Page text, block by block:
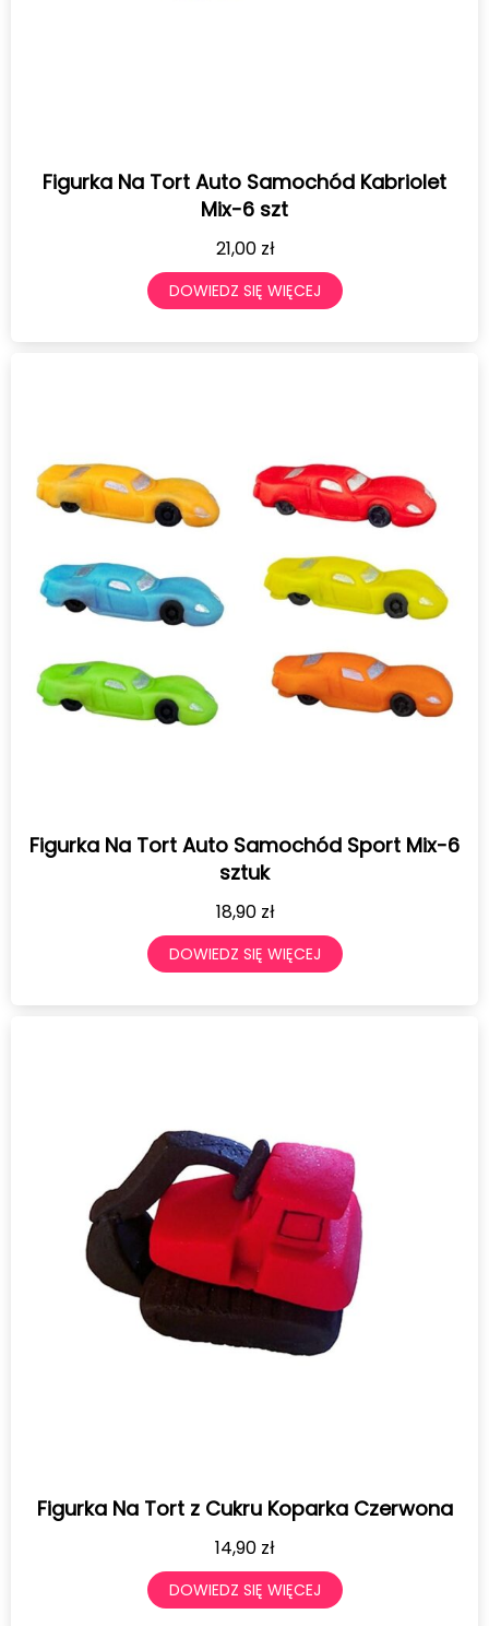
Figurka Na Tort Auto Samochód Kabriolet
Mix-6 szt
21,00 zł
DOWIEDZ SIĘ WIĘCEJ
Figurka Na Tort Auto Samochód Sport Mix-6
sztuk
18,90 zł
DOWIEDZ SIĘ WIĘCEJ
Figurka Na Tort z Cukru Koparka Czerwona
14,90 zł
DOWIEDZ SIĘ WIĘCEJ